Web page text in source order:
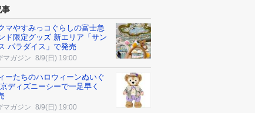
事
マやすみっコぐらしの富士急
ド限定グッズ 新エリア「サン
パラダイス」で発売
マガジン 8/9(日) 19:00
ーたちのハロウィーンぬいぐ
ディズニーシーで一足早く
マガジン 8/9(日) 19:00